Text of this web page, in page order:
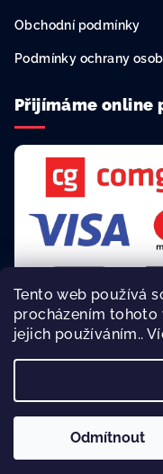
Tento web používá
procházením
jejich používáním..
Odmítnout
Obchodní podmínky
Podmínky ochrany
Přijímáme online
Rychlá a bezpečná